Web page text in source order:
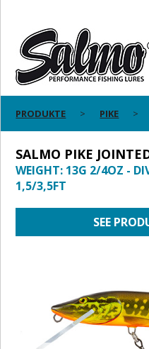
PRODUKTE PIKE
SALMO PIKE
WEIGHT: 13G 2/4OZ -
1,5/3,5FT
SEE